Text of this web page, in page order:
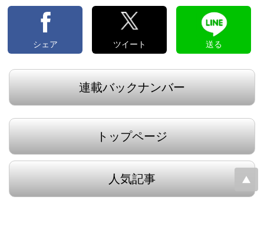
シェア ツイート 送る
連載バックナンバー
トップページ
人気記事